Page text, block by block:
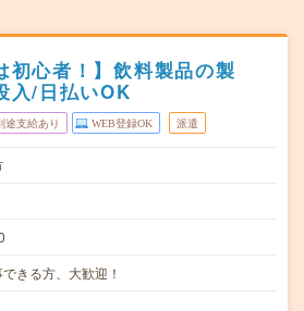
初心者！】飲料製品の製
入/日払いOK
途支給あり WEB登録OK 派遣
きる方、大歓迎！